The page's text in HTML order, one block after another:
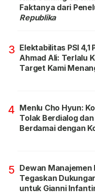
Faktanya dari
Republika
3 Elektabilitas PSI 4,1
Ahmad Ali: Terlalu
Target Kami
4 Menlu Cho Hyun:
Tolak Berdialog dan
Berdamai dengan
5 Dewan Manajemen
Tegaskan
untuk Gianni